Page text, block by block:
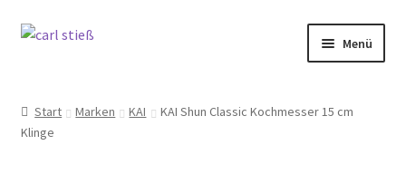
Zur
Zum
Menü
Küche
Start Marken KAI
KAI Shun Classic Kochmesser 15 cm
Klinge